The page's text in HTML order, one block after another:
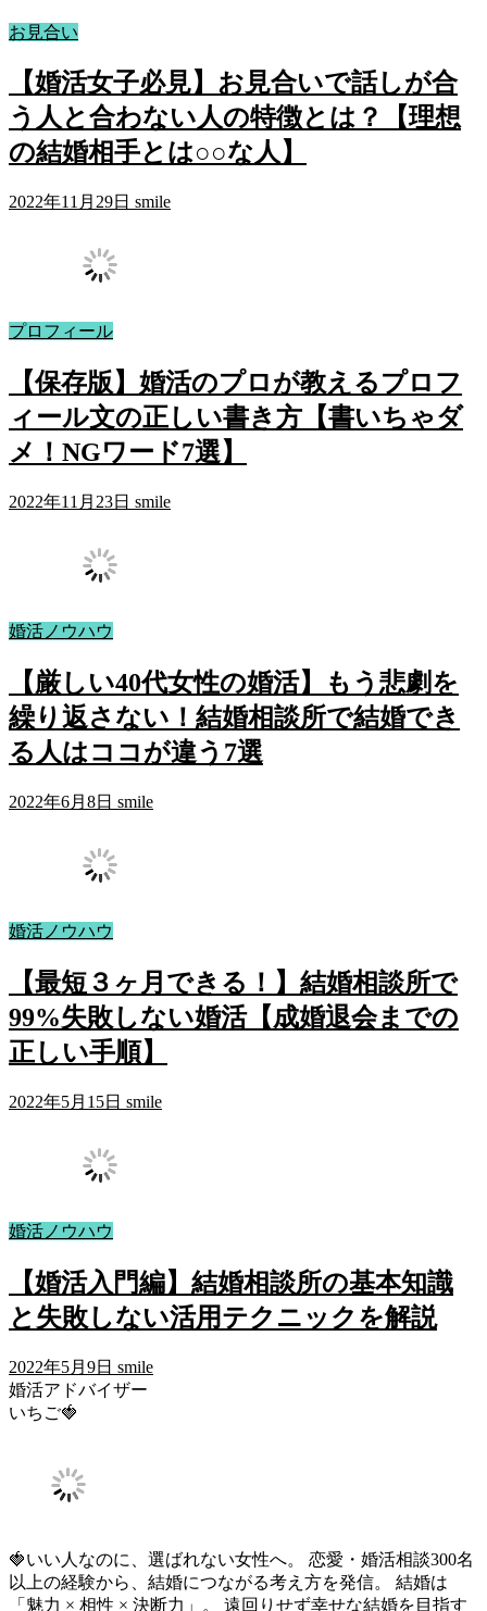
お見合い
【婚活女子必見】お見合いで話しが合
う人と合わない人の特徴とは？【理想
の結婚相手とは○○な人】
2022年11月29日 smile
プロフィール
【保存版】婚活のプロが教えるプロフ
ィール文の正しい書き方【書いちゃダ
メ！NGワード7選】
2022年11月23日 smile
婚活ノウハウ
【厳しい40代女性の婚活】もう悲劇を
繰り返さない！結婚相談所で結婚でき
る人はココが違う7選
2022年6月8日 smile
婚活ノウハウ
【最短３ヶ月できる！】結婚相談所で
99%失敗しない婚活【成婚退会までの
正しい手順】
2022年5月15日 smile
婚活ノウハウ
【婚活入門編】結婚相談所の基本知識
と失敗しない活用テクニックを解説
2022年5月9日 smile
婚活アドバイザー
いちご🍓
🍓いい人なのに、選ばれない女性へ。 恋愛・婚活相談300名
以上の経験から、結婚につながる考え方を発信。 結婚は
「魅力 × 相性 × 決断力」。 遠回りせず幸せな結婚を目指す